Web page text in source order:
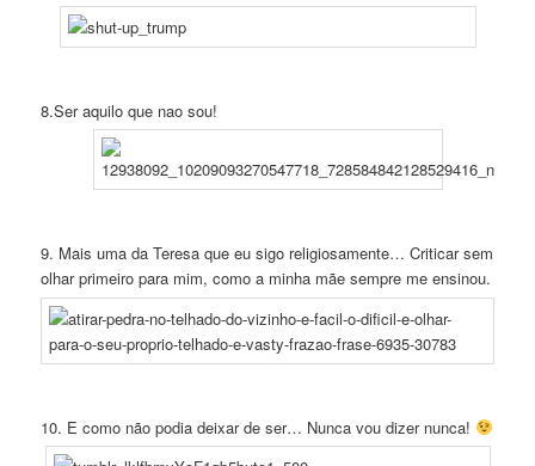
8.Ser aquilo que nao sou!
9. Mais uma da Teresa que eu sigo religiosamente… Criticar sem
olhar primeiro para mim, como a minha mãe sempre me ensinou.
10. E como não podia deixar de ser… Nunca vou dizer nunca!